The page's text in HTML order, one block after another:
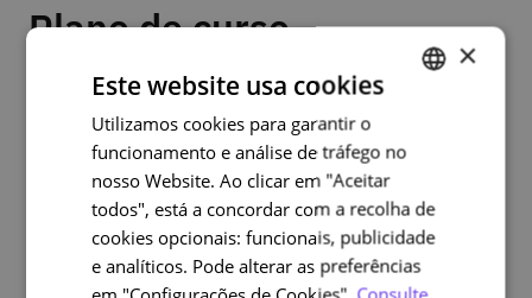
Plano de curso
Conceito, modalidades, pressupostos, vantagens e
desafios do teletrabalho;
Perfil do teletrabalhador;
Ambiente e condições necessárias para o teletrabalho;
Planeamento e gestão das atividades em teletrabalho;
Técnicas e métodos de comunicação à distância;
ENGLISH
×
Este website usa cookies
Utilizamos cookies para garantir o
funcionamento e análise de tráfego no
nosso Website. Ao clicar em "Aceitar
todos", está a concordar com a recolha de
cookies opcionais: funcionais, publicidade
e analíticos. Pode alterar as preferências
em "Configurações de Cookies". Consulte